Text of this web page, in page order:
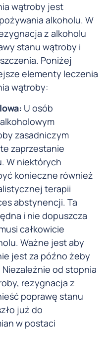
wątroby jest
alkoholu. W
z alkoholu
stanu wątroby i
Poniżej
elementy leczenia
wątroby:
U osób
zasadniczym
zaprzestanie
W niektórych
konieczne również
terapii
abstynencji. Ta
i nie dopuszcza
całkowicie
Ważne jest aby
jest za późno żeby
od stopnia
rezygnacja z
poprawę stanu
już do
w postaci